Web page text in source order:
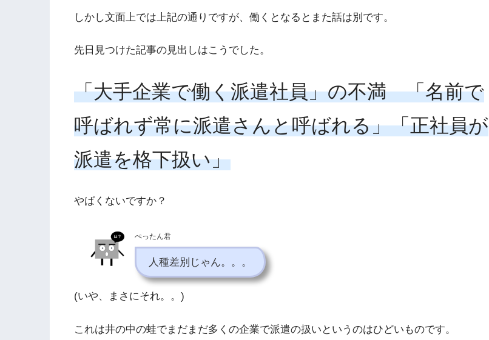
しかし文面上では上記の通りですが、働くとなるとまた話は別です。
先日見つけた記事の見出しはこうでした。
「大手企業で働く派遣社員」の不満 「名前で
呼ばれず常に派遣さんと呼ばれる」「正社員が
派遣を格下扱い」
やばくないですか？
ぺったん君
人種差別じゃん。。。
(いや、まさにそれ。。)
これは井の中の蛙でまだまだ多くの企業で派遣の扱いというのはひどいものです。